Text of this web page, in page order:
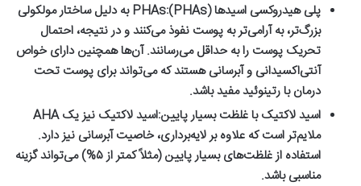
پلی هیدروکسی اسیدها (PHAs):
PHAs به دلیل ساختار مولکولی
بزرگ‌تر، به آرامی‌تر به پوست نفوذ می‌کنند و در نتیجه، احتمال
تحریک پوست را به حداقل می‌رسانند. آن‌ها همچنین دارای خواص
آنتی‌اکسیدانی و آبرسانی هستند که می‌تواند برای پوست تحت
درمان با رتینوئید مفید باشد.
اسید لاکتیک با غلظت بسیار پایین:
اسید لاکتیک نیز یک AHA
ملایم‌تر است که علاوه بر لایه‌برداری، خاصیت آبرسانی نیز دارد.
استفاده از غلظت‌های بسیار پایین (مثلاً کمتر از ۵%) می‌تواند گزینه
مناسبی باشد.